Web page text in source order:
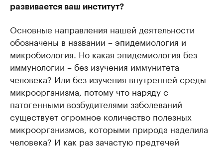
развивается ваш институт?
Основные направления нашей деятельности
обозначены в названии – эпидемиология и
микробиология. Но какая эпидемиология без
иммунологии – без изучения иммунитета
человека? Или без изучения внутренней среды
микроорганизма, потому что наряду с
патогенными возбудителями заболеваний
существует огромное количество полезных
микроорганизмов, которыми природа наделила
человека? И как раз зачастую предтечей